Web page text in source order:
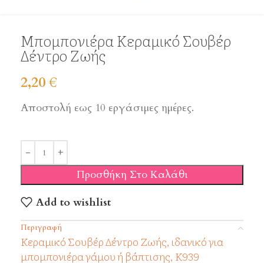
Μπομπονιέρα Κεραμικό Σουβέρ
Δέντρο Ζωής
2,20€
Αποστολή εως 10 εργάσιμες ημέρες.
Προσθήκη Στο Καλάθι
Add to wishlist
Περιγραφή
Κεραμικό Σουβέρ Δέντρο Ζωής, ιδανικό για
μπομπονιέρα γάμου ή βάπτισης, Κ939